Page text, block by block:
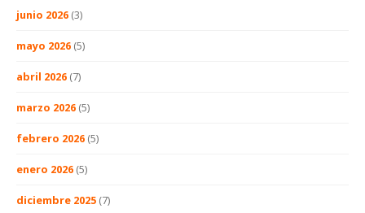
junio 2026 (3)
mayo 2026 (5)
abril 2026 (7)
marzo 2026 (5)
febrero 2026 (5)
enero 2026 (5)
diciembre 2025 (7)